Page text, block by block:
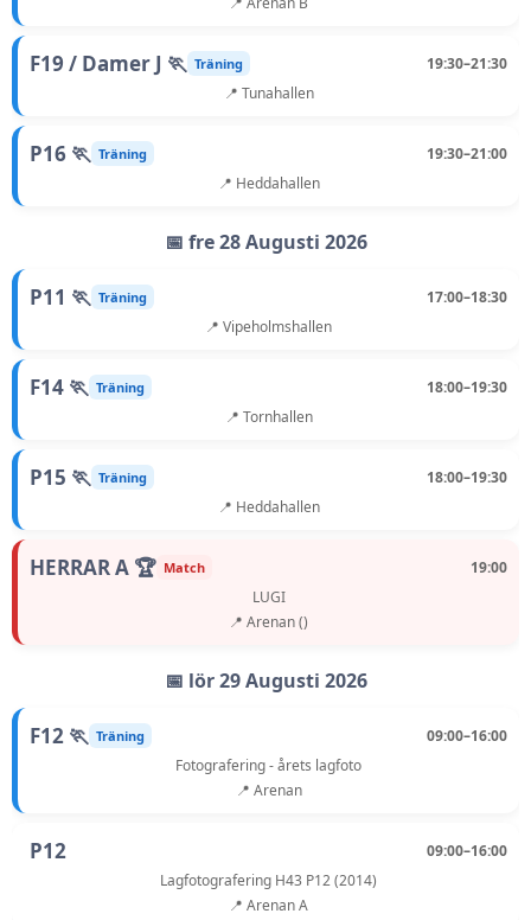
F19 / Damer J 🏃 Träning
19:30–21:30
📍 Tunahallen
P16 🏃 Träning
19:30–21:00
📍 Heddahallen
📅 fre 28 Augusti 2026
P11 🏃 Träning
17:00–18:30
📍 Vipeholmshallen
F14 🏃 Träning
18:00–19:30
📍 Tornhallen
P15 🏃 Träning
18:00–19:30
📍 Heddahallen
HERRAR A 🏆 Match
19:00
LUGI
📍 Arenan ()
📅 lör 29 Augusti 2026
F12 🏃 Träning
09:00–16:00
Fotografering - årets lagfoto
📍 Arenan
P12
09:00–16:00
Lagfotografering H43 P12 (2014)
📍 Arenan A